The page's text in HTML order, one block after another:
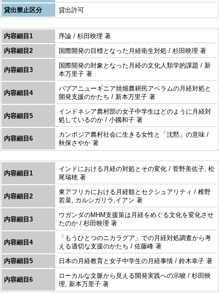
貸出禁止区分
貸出許可
内容細目1
序論 / 杉田映理 著
内容細目2
国際開発の目標となった月経衛生対処 / 杉田映理 著
内容細目3
国際開発の対象となった月経の文化人類学的課題 / 新
本万里子 著
内容細目4
パプアニューギニア焼畑農耕民アベラムの月経対処と
開発支援のかたち / 新本万里子 著
内容細目5
インドネシア農村部の女子中学生はどのように月経対
処しているのか / 小國和子 著
内容細目6
カンボジア農村社会に生きる女性と「沈黙」の意味 /
秋保さやか 著
内容細目1
インドにおける月経の対処とその変化 / 菅野美佐子, 松
尾瑞穂 著
内容細目2
東アフリカにおける月経観とセクシュアリティ / 椎野
若菜, カルシガリラ,イアン 著
内容細目3
ウガンダのMHM支援策は月経をめぐる文化を変化させ
たのか / 杉田映理 著
内容細目4
「もうひとつのニカラグア」での月経対処調査から考
える適切な支援のかたち / 佐藤峰 著
内容細目5
日本の月経教育と女子中学生の月経事情 / 鈴木幸子 著
内容細目6
ローカルな文脈から見える開発実践への示唆 / 杉田映
理, 新本万里子 著